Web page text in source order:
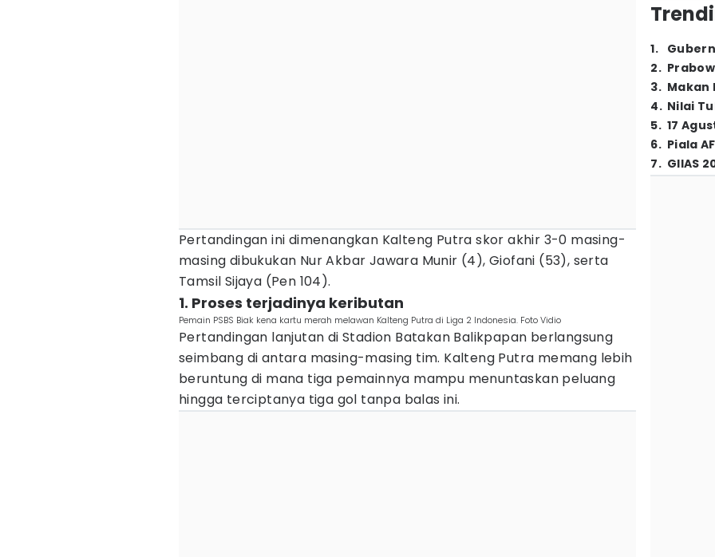
Pertandingan ini dimenangkan Kalteng Putra skor akhir 3-0 masing-
masing dibukukan Nur Akbar Jawara Munir (4), Giofani (53), serta
Tamsil Sijaya (Pen 104).
1. Proses terjadinya keributan
Pemain PSBS Biak kena kartu merah melawan Kalteng Putra di Liga 2 Indonesia. Foto Vidio
Pertandingan lanjutan di Stadion Batakan Balikpapan berlangsung
seimbang di antara masing-masing tim. Kalteng Putra memang lebih
beruntung di mana tiga pemainnya mampu menuntaskan peluang
hingga terciptanya tiga gol tanpa balas ini.
1.
2.
3. Makan
4. Nilai
5. 17
6. Piala
7. GIIAS